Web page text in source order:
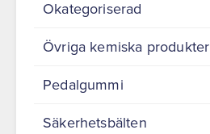
Okategoriserad
Övriga kemiska produkter
Pedalgummi
Säkerhetsbälten